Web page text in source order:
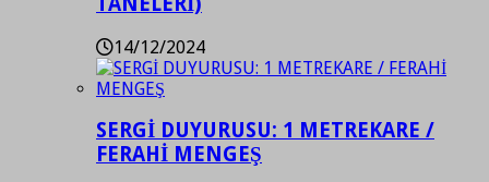
14/12/2024
SERGİ DUYURUSU: 1 METREKARE /
FERAHİ MENGEŞ